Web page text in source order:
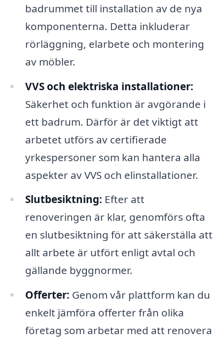
badrummet till installation av de nya
komponenterna. Detta inkluderar
rörläggning, elarbete och montering
av möbler.
VVS och elektriska installationer:
Säkerhet och funktion är avgörande i
ett badrum. Därför är det viktigt att
arbetet utförs av certifierade
yrkespersoner som kan hantera alla
aspekter av VVS och elinstallationer.
Slutbesiktning: Efter att
renoveringen är klar, genomförs ofta
en slutbesiktning för att säkerställa att
allt arbete är utfört enligt avtal och
gällande byggnormer.
Offerter: Genom vår plattform kan du
enkelt jämföra offerter från olika
företag som arbetar med att renovera